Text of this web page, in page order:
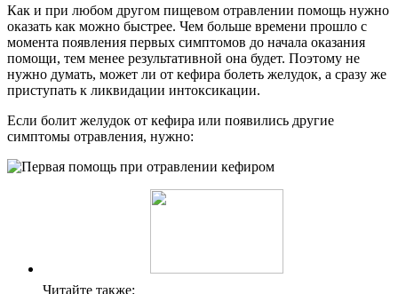
Как и при любом другом пищевом отравлении помощь нужно
оказать как можно быстрее. Чем больше времени прошло с
момента появления первых симптомов до начала оказания
помощи, тем менее результативной она будет. Поэтому не
нужно думать, может ли от кефира болеть желудок, а сразу же
приступать к ликвидации интоксикации.
Если болит желудок от кефира или появились другие
симптомы отравления, нужно:
Читайте также: